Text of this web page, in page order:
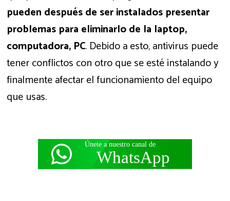
pueden después de ser instalados presentar
problemas para eliminarlo de la laptop,
computadora, PC. Debido a esto, antivirus puede
tener conflictos con otro que se esté instalando y
finalmente afectar el funcionamiento del equipo
que usas.